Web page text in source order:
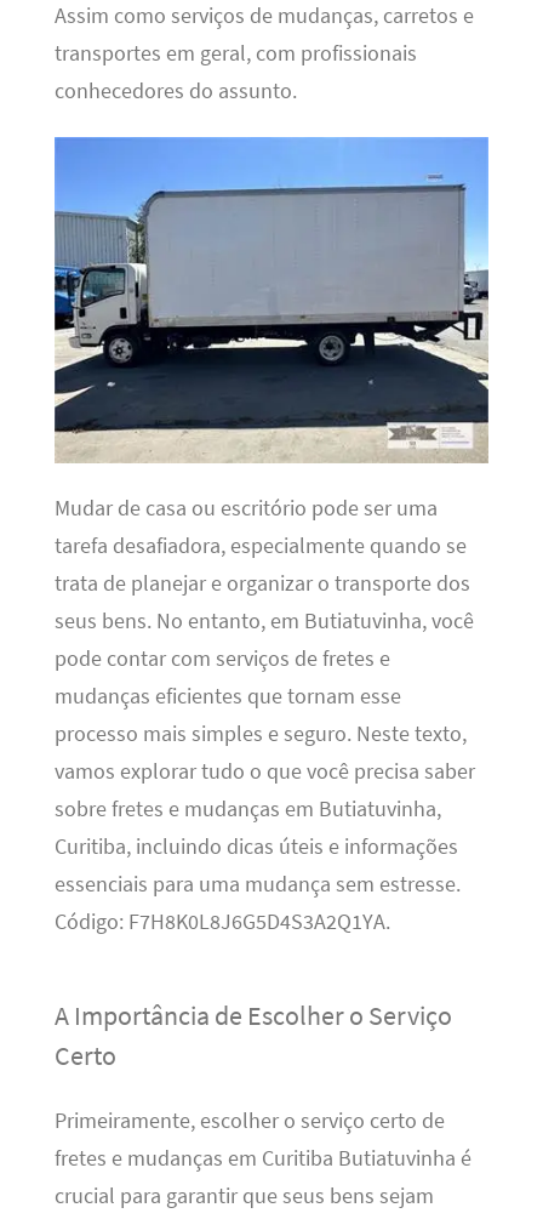
Assim como serviços de mudanças, carretos e
transportes em geral, com profissionais
conhecedores do assunto.
Mudar de casa ou escritório pode ser uma
tarefa desafiadora, especialmente quando se
trata de planejar e organizar o transporte dos
seus bens. No entanto, em Butiatuvinha, você
pode contar com serviços de fretes e
mudanças eficientes que tornam esse
processo mais simples e seguro. Neste texto,
vamos explorar tudo o que você precisa saber
sobre fretes e mudanças em Butiatuvinha,
Curitiba, incluindo dicas úteis e informações
essenciais para uma mudança sem estresse.
Código: F7H8K0L8J6G5D4S3A2Q1YA.
A Importância de Escolher o Serviço
Certo
Primeiramente, escolher o serviço certo de
fretes e mudanças em Curitiba Butiatuvinha é
crucial para garantir que seus bens sejam